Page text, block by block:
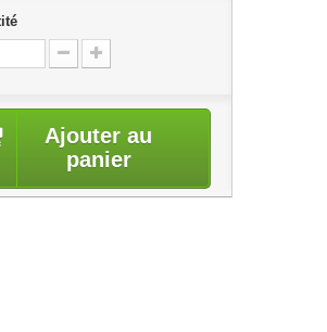
Ajouter au
panier